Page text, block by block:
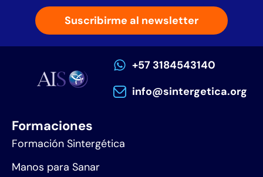
Suscribirme al newsletter
+57 3184543140
info@sintergetica.org
Formaciones
Formación Sintergética
Manos para Sanar